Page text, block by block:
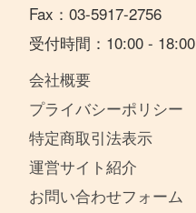
Fax：03-5917-2756
受付時間：10:00 - 18:00
会社概要
プライバシーポリシー
特定商取引法表示
運営サイト紹介
お問い合わせフォーム